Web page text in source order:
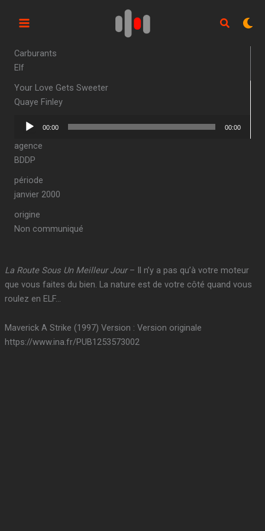
Carburants
Elf
Your Love Gets Sweeter
Quaye Finley
Lecteur
00:00 00:00
agence
BDDP
période
janvier 2000
origine
Non communiqué
La Route Sous Un Meilleur Jour– Il n’y a pas qu’à votre moteur
que vous faites du bien. La nature est de votre côté quand vous
roulez en ELF…
Maverick A Strike (1997) Version : Version originale
https://www.ina.fr/PUB1253573002